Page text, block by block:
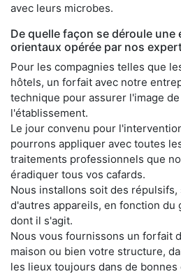
avec leurs microbes.
De quelle façon se déroule
orientaux opérée par nos
Pour les compagnies telles que
hôtels, un forfait avec notre
technique pour assurer l'image
l'établissement.
Le jour convenu pour
pourrons appliquer avec toutes
traitements professionnels que
éradiquer tous vos cafards.
Nous installons soit des
d'autres appareils, en fonction du
dont il s'agit.
Nous vous fournissons un forfait
maison ou bien votre structure,
les lieux toujours dans de